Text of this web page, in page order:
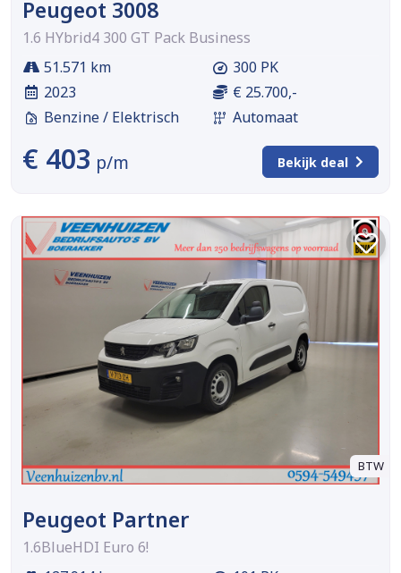
Peugeot 3008
1.6 HYbrid4 300 GT Pack Business
51.571 km
2023
Benzine / Elektrisch
300 PK
€ 25.700,-
Automaat
€ 403 p/m Bekijk deal
BTW
Peugeot Partner
1.6BlueHDI Euro 6!